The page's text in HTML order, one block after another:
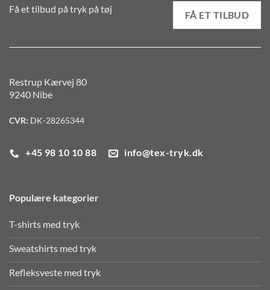
Få et tilbud på tryk på tøj
FÅ ET TILBUD
Restrup Kærvej 80
9240 Nibe
CVR: DK-28265344
+45 98 10 10 88 info@tex-tryk.dk
Populære kategorier
T-shirts med tryk
Sweatshirts med tryk
Refleksveste med tryk